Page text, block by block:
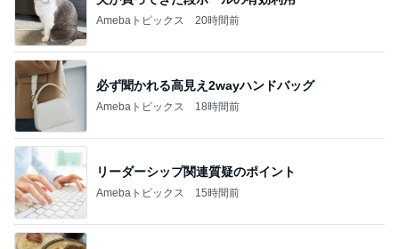
Amebaトピックス 20時間前
必ず聞かれる高見え2wayハンドバッグ
Amebaトピックス 18時間前
リーダーシップ関連質疑のポイント
Amebaトピックス 15時間前